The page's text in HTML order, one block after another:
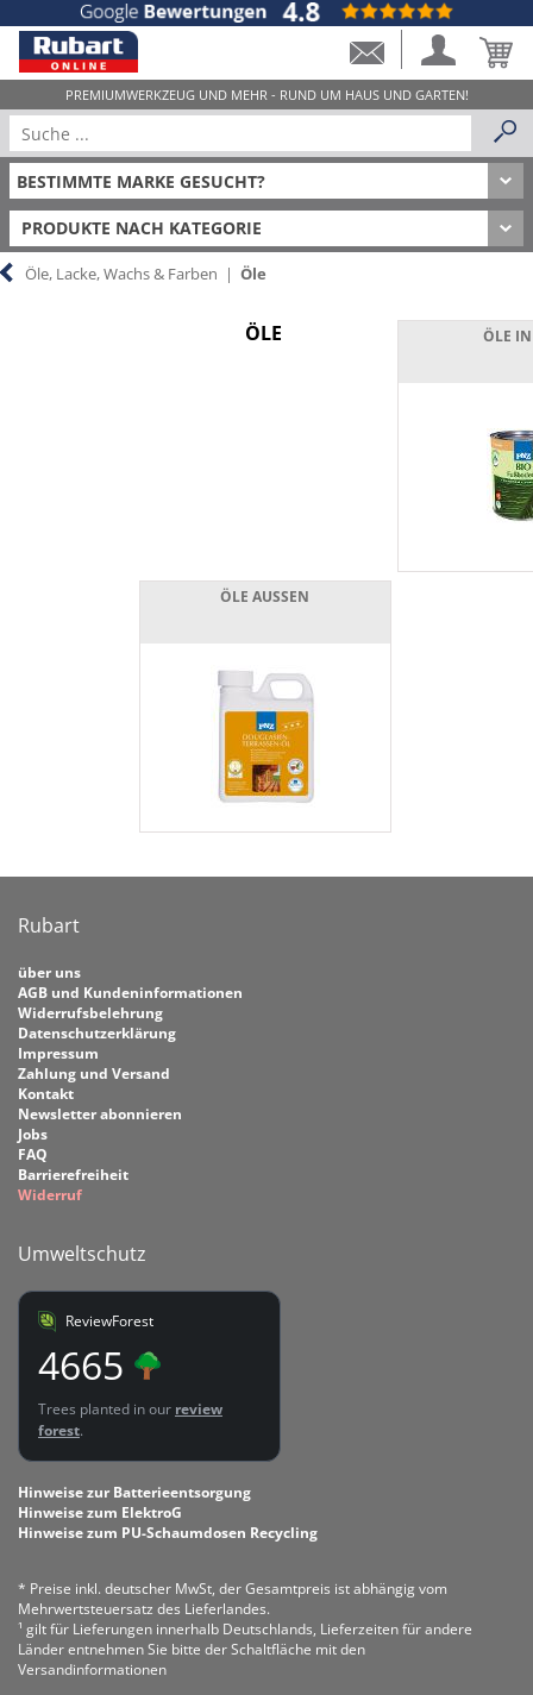
PRODUKTE NACH KATEGORIE
Öle, Lacke, Wachs & Farben |Öle
ÖLE ÖLE
ÖLE AUSSEN
Rubart
über uns
AGB und Kundeninformationen
Widerrufsbelehrung
Datenschutzerklärung
Impressum
Zahlung und Versand
Kontakt
Newsletter abonnieren
Jobs
FAQ
Barrierefreiheit
Widerruf
Umweltschutz
ReviewForest
4665
Trees planted in our review
forest.
Hinweise zur Batterieentsorgung
Hinweise zum ElektroG
Hinweise zum PU-Schaumdosen Recycling
* Preise inkl. deutscher MwSt, der Gesamtpreis ist abhängig vom
Mehrwertsteuersatz des Lieferlandes.
¹ gilt für Lieferungen innerhalb Deutschlands, Lieferzeiten für andere
Länder entnehmen Sie bitte der Schaltfläche mit den
Versandinformationen